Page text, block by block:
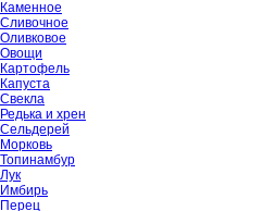
Каменное
Сливочное
Оливковое
Овощи
Картофель
Капуста
Свекла
Редька и хрен
Сельдерей
Морковь
Топинамбур
Лук
Имбирь
Перец